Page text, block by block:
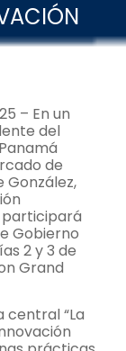
– En un
del
de
González,
participará
Gobierno
2 y 3 de
Grand
central “La